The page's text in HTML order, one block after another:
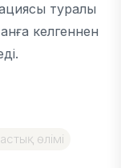
туралы
келгеннен
өлімі